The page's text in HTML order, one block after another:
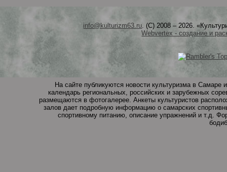
info@kulturizm63.ru. (C) 2008 – 2026.
Webvertex - создание и
На сайте публикуются новости культуризма в
календарь региональных, российских и зарубежных
размещаются в фотогалерее. Анкеты культуристов
залов дает подробную информацию о самарских
спортивному питанию, описание упражнений и т.д.